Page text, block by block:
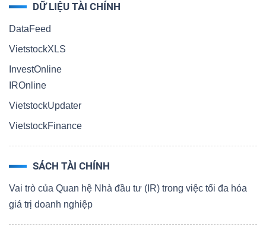
DỮ LIỆU TÀI CHÍNH
DataFeed
VietstockXLS
InvestOnline
IROnline
VietstockUpdater
VietstockFinance
SÁCH TÀI CHÍNH
Vai trò của Quan hệ Nhà đầu tư (IR) trong việc tối đa hóa
giá trị doanh nghiệp